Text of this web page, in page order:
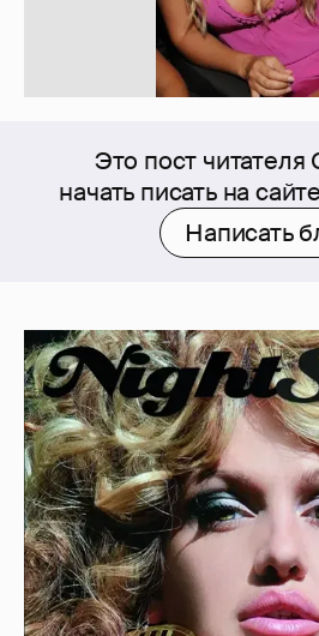
Это пост читателя
начать писать на
Написать